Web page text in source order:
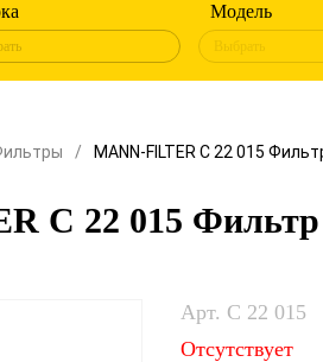
Модель
Выбрать
MANN-FILTER C 22 015
C 22 015
Арт. C 22 015
Отсутствует